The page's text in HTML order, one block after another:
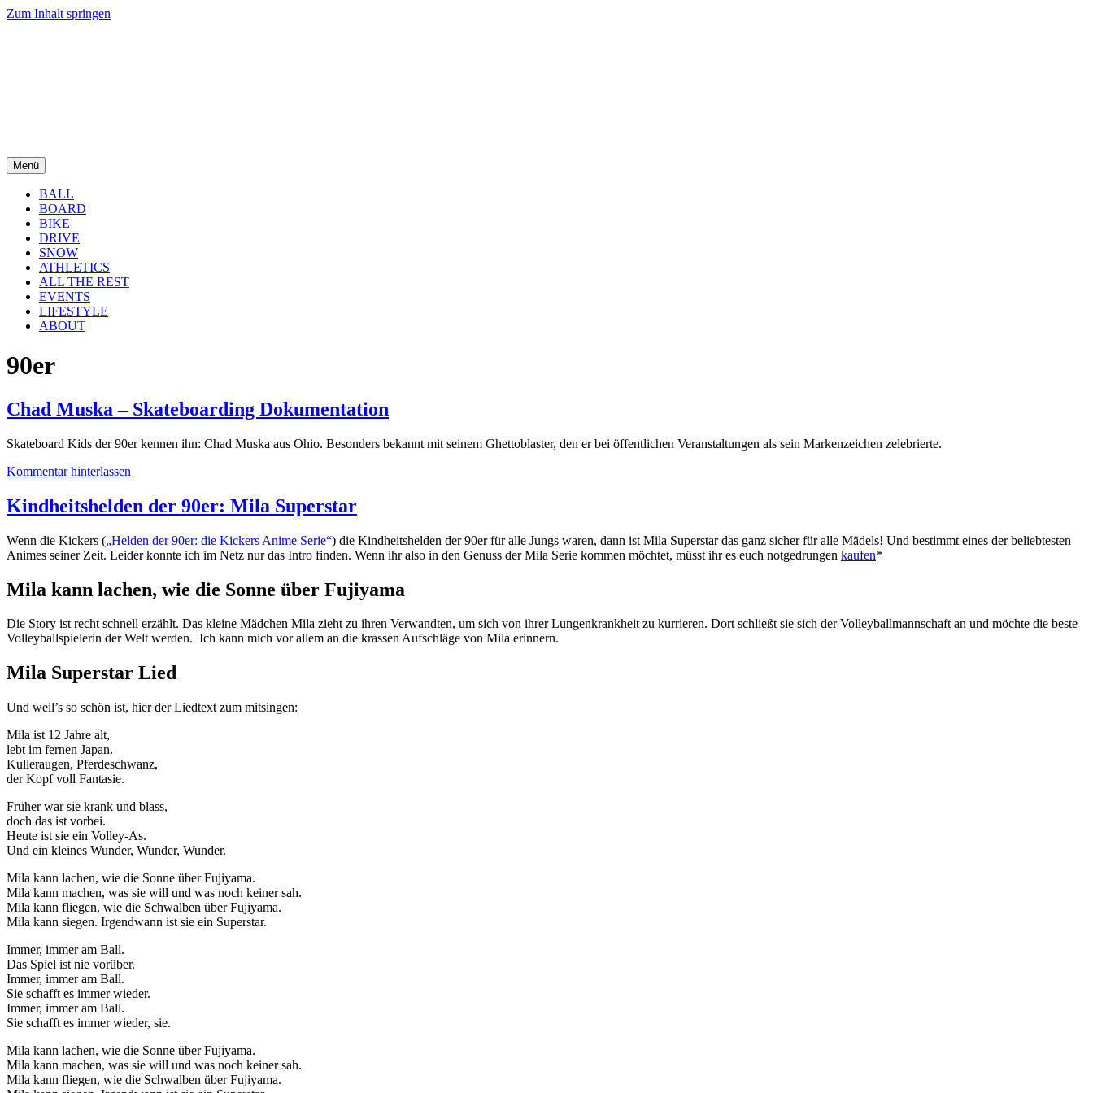
Zum Inhalt springen
Menü
BALL
BOARD
BIKE
DRIVE
SNOW
ATHLETICS
ALL THE REST
EVENTS
LIFESTYLE
ABOUT
90er
Chad Muska – Skateboarding Dokumentation
Skateboard Kids der 90er kennen ihn: Chad Muska aus Ohio. Besonders bekannt mit seinem Ghettoblaster, den er bei öffentlichen Veranstaltungen als sein Markenzeichen zelebrierte.
Kommentar hinterlassen
Kindheitshelden der 90er: Mila Superstar
Wenn die Kickers („Helden der 90er: die Kickers Anime Serie“) die Kindheitshelden der 90er für alle Jungs waren, dann ist Mila Superstar das ganz sicher für alle Mädels! Und bestimmt eines der beliebtesten
Animes seiner Zeit. Leider konnte ich im Netz nur das Intro finden. Wenn ihr also in den Genuss der Mila Serie kommen möchtet, müsst ihr es euch notgedrungen kaufen*
Mila kann lachen, wie die Sonne über Fujiyama
Die Story ist recht schnell erzählt. Das kleine Mädchen Mila zieht zu ihren Verwandten, um sich von ihrer Lungenkrankheit zu kurrieren. Dort schließt sie sich der Volleyballmannschaft an und möchte die beste
Volleyballspielerin der Welt werden. Ich kann mich vor allem an die krassen Aufschläge von Mila erinnern.
Mila Superstar Lied
Und weil’s so schön ist, hier der Liedtext zum mitsingen:
Mila ist 12 Jahre alt,
lebt im fernen Japan.
Kulleraugen, Pferdeschwanz,
der Kopf voll Fantasie.
Früher war sie krank und blass,
doch das ist vorbei.
Heute ist sie ein Volley-As.
Und ein kleines Wunder, Wunder, Wunder.
Mila kann lachen, wie die Sonne über Fujiyama.
Mila kann machen, was sie will und was noch keiner sah.
Mila kann fliegen, wie die Schwalben über Fujiyama.
Mila kann siegen. Irgendwann ist sie ein Superstar.
Immer, immer am Ball.
Das Spiel ist nie vorüber.
Immer, immer am Ball.
Sie schafft es immer wieder.
Immer, immer am Ball.
Sie schafft es immer wieder, sie.
Mila kann lachen, wie die Sonne über Fujiyama.
Mila kann machen, was sie will und was noch keiner sah.
Mila kann fliegen, wie die Schwalben über Fujiyama.